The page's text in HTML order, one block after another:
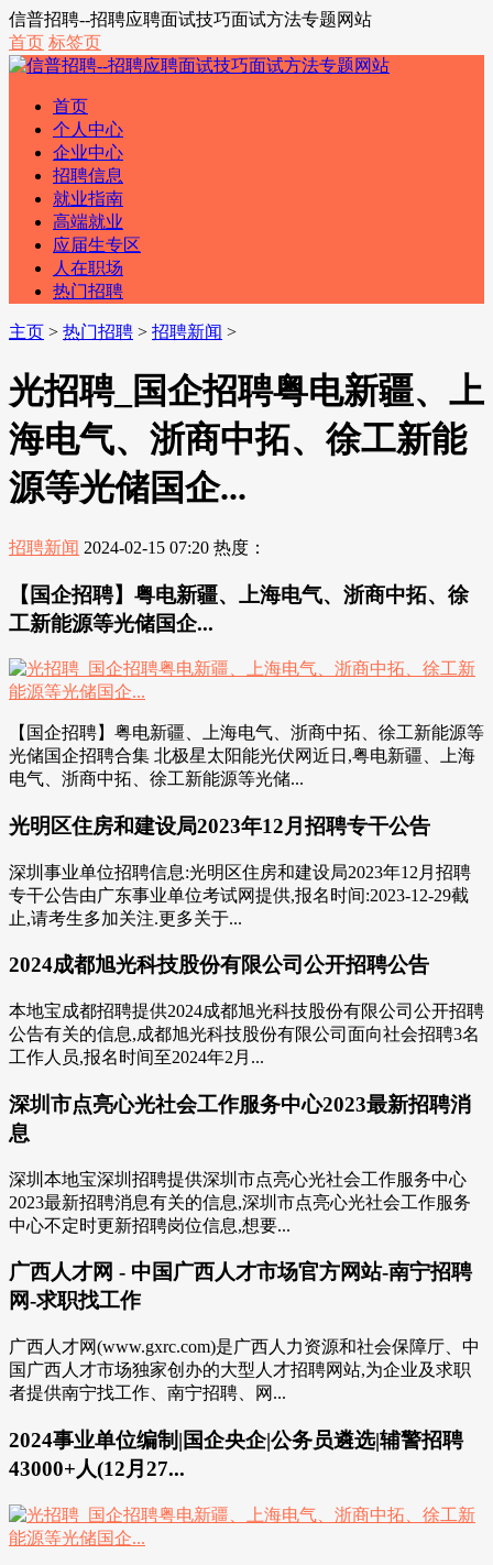
信普招聘--招聘应聘面试技巧面试方法专题网站
首页 标签页
首页
个人中心
企业中心
招聘信息
就业指南
高端就业
应届生专区
人在职场
热门招聘
主页 > 热门招聘 > 招聘新闻 >
光招聘_国企招聘粤电新疆、上
海电气、浙商中拓、徐工新能
源等光储国企...
招聘新闻 2024-02-15 07:20 热度：
【国企招聘】粤电新疆、上海电气、浙商中拓、徐
工新能源等光储国企...
【国企招聘】粤电新疆、上海电气、浙商中拓、徐工新能源等
光储国企招聘合集 北极星太阳能光伏网近日,粤电新疆、上海
电气、浙商中拓、徐工新能源等光储...
光明区住房和建设局2023年12月招聘专干公告
深圳事业单位招聘信息:光明区住房和建设局2023年12月招聘
专干公告由广东事业单位考试网提供,报名时间:2023-12-29截
止,请考生多加关注.更多关于...
2024成都旭光科技股份有限公司公开招聘公告
本地宝成都招聘提供2024成都旭光科技股份有限公司公开招聘
公告有关的信息,成都旭光科技股份有限公司面向社会招聘3名
工作人员,报名时间至2024年2月...
深圳市点亮心光社会工作服务中心2023最新招聘消
息
深圳本地宝深圳招聘提供深圳市点亮心光社会工作服务中心
2023最新招聘消息有关的信息,深圳市点亮心光社会工作服务
中心不定时更新招聘岗位信息,想要...
广西人才网 - 中国广西人才市场官方网站-南宁招聘
网-求职找工作
广西人才网(www.gxrc.com)是广西人力资源和社会保障厅、中
国广西人才市场独家创办的大型人才招聘网站,为企业及求职
者提供南宁找工作、南宁招聘、网...
2024事业单位编制|国企央企|公务员遴选|辅警招聘
43000+人(12月27...